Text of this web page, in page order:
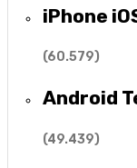
iPhone
(60.579)
Android
(49.439)